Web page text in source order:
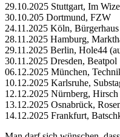
29.10.2025 Stuttgart, Im
30.10.205 Dortmund, FZW
24.11.2025 Köln,
28.11.2025 Hamburg,
29.11.2025 Berlin, Hole44
30.11.2025 Dresden, Beatpol
06.12.2025 München,
10.12.2025 Karlsruhe,
12.12.2025 Nürnberg, Hirsch
13.12.2025 Osnabrück,
14.12.2025 Frankfurt,